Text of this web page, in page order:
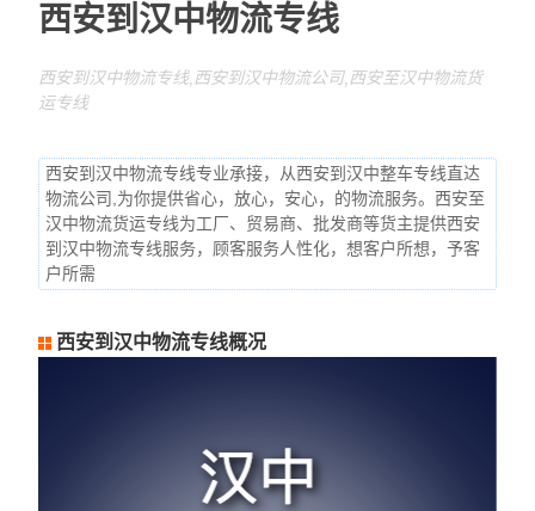
西安到汉中物流专线
西安到汉中物流专线,西安到汉中物流公司,西安至汉中物流货
运专线
西安到汉中物流专线专业承接，从西安到汉中整车专线直达
物流公司,为你提供省心，放心，安心，的物流服务。西安至
汉中物流货运专线为工厂、贸易商、批发商等货主提供西安
到汉中物流专线服务，顾客服务人性化，想客户所想，予客
户所需
西安到汉中物流专线概况